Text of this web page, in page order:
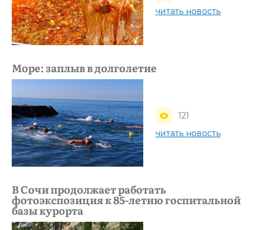
читать новость
Море: заплыв в долголетие
121
читать новость
В Сочи продолжает работать
фотоэкспозиция к 85-летию госпитальной
базы курорта